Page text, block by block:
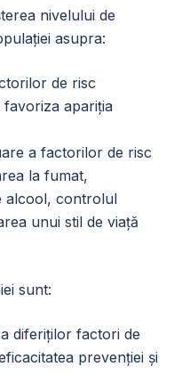
nivelului de
asupra:
de risc
apariția
a factorilor de risc
la fumat,
alcool, controlul
unui stil de viață
sunt:
diferiților factori de
prevenției și